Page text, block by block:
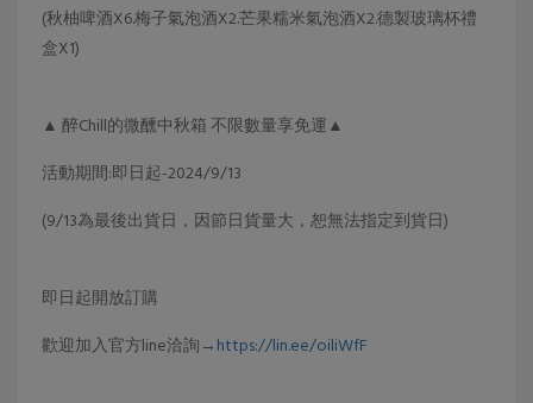
(秋柚啤酒X6.梅子氣泡酒X2.芒果糯米氣泡酒X2.德製玻璃杯禮
盒X1)
▲ 醉Chill的微醺中秋箱 不限數量享免運▲
活動期間:即日起-2024/9/13
(9/13為最後出貨日，因節日貨量大，恕無法指定到貨日)
即日起開放訂購
歡迎加入官方line洽詢→https://lin.ee/oiliWfF